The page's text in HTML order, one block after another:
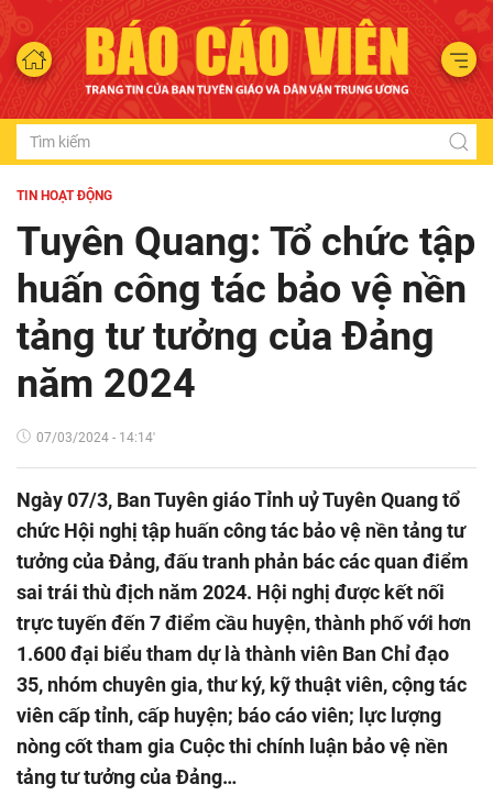
TIN HOẠT ĐỘNG
Tuyên Quang: Tổ chức tập
huấn công tác bảo vệ nền
tảng tư tưởng của Đảng
năm 2024
07/03/2024 - 14:14'
Ngày 07/3, Ban Tuyên giáo Tỉnh uỷ Tuyên Quang tổ
chức Hội nghị tập huấn công tác bảo vệ nền tảng tư
tưởng của Đảng, đấu tranh phản bác các quan điểm
sai trái thù địch năm 2024. Hội nghị được kết nối
trực tuyến đến 7 điểm cầu huyện, thành phố với hơn
1.600 đại biểu tham dự là thành viên Ban Chỉ đạo
35, nhóm chuyên gia, thư ký, kỹ thuật viên, cộng tác
viên cấp tỉnh, cấp huyện; báo cáo viên; lực lượng
nòng cốt tham gia Cuộc thi chính luận bảo vệ nền
tảng tư tưởng của Đảng…